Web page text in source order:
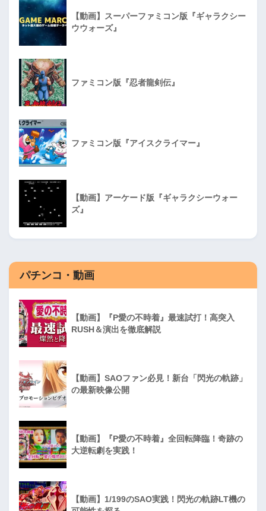
【動画】スーパーファミコン版『ギャラクシー
ウウォーズ』
ファミコン版『忍者龍剣伝』
ファミコン版『アイスクライマー』
【動画】アーケード版『ギャラクシーウォー
ズ』
パチンコ・動画
【動画】『P愛の不時着』最速試打！高突入
RUSH＆演出を徹底解説
【動画】SAOファン必見！新台「閃光の軌跡」
の最新映像公開
【動画】『P愛の不時着』全回転降臨！奇跡の
大逆転劇を実践！
【動画】1/199のSAO実践！閃光の軌跡LT機の